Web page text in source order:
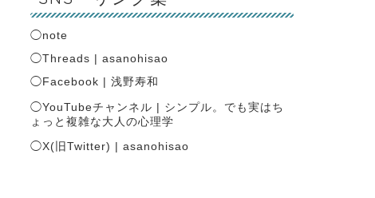
◯note
◯Threads | asanohisao
◯ Facebook | 浅野寿和
◯YouTubeチャンネル | シンプル。でも実はち
ょっと複雑な大人の心理学
◯X(旧Twitter) | asanohisao